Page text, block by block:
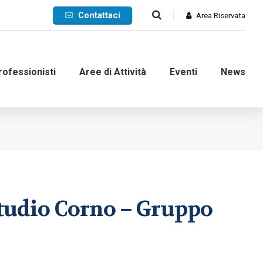
Contattaci Area Riservata
Aree di Attività Eventi News
Corno – Gruppo